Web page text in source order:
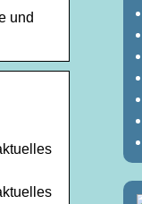
und